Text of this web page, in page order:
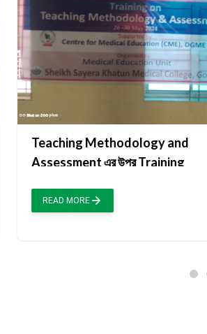
Teaching Methodology and
Assessment এর উপর Training
READ MORE